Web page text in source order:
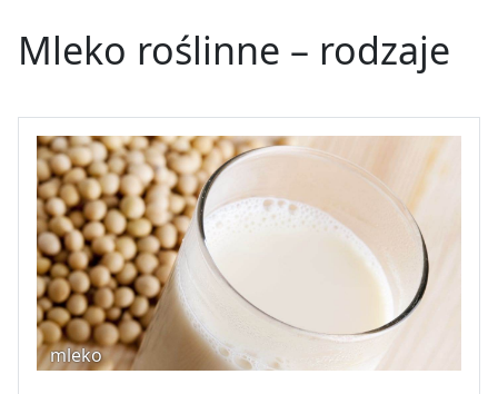
Mleko roślinne – rodzaje
mleko